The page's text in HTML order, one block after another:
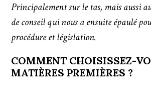
Principalement sur le tas, mais aussi
de conseil qui nous a ensuite épaulé
procédure et législation.
COMMENT CHOISISSEZ-
MATIÈRES PREMIÈRES ?